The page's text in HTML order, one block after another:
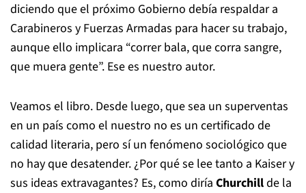
diciendo que el próximo Gobierno debía respaldar a
Carabineros y Fuerzas Armadas para hacer su trabajo,
aunque ello implicara “correr bala, que corra sangre,
que muera gente”. Ese es nuestro autor.
Veamos el libro. Desde luego, que sea un superventas
en un país como el nuestro no es un certificado de
calidad literaria, pero sí un fenómeno sociológico que
no hay que desatender. ¿Por qué se lee tanto a Kaiser y
sus ideas extravagantes? Es, como diría Churchillde la